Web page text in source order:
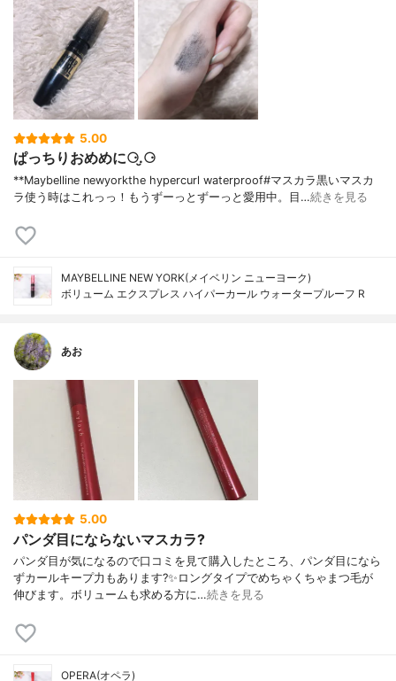
5.00
ぱっちりおめめに⚆.̮⚆
**Maybelline newyorkthe hypercurl waterproof#マスカラ⁡黒いマスカ
ラ使う時はこれっっ！もうずーっとずーっと愛用中。目…続きを見る
MAYBELLINE NEW YORK(メイベリン ニューヨーク)
ボリューム エクスプレス ハイパーカール ウォータープルーフ R
あお
5.00
パンダ目にならないマスカラ?
パンダ目が気になるので口コミを見て購入したところ、パンダ目になら
ずカールキープ力もあります?✨ロングタイプでめちゃくちゃまつ毛が
伸びます。ボリュームも求める方に…続きを見る
OPERA(オペラ)